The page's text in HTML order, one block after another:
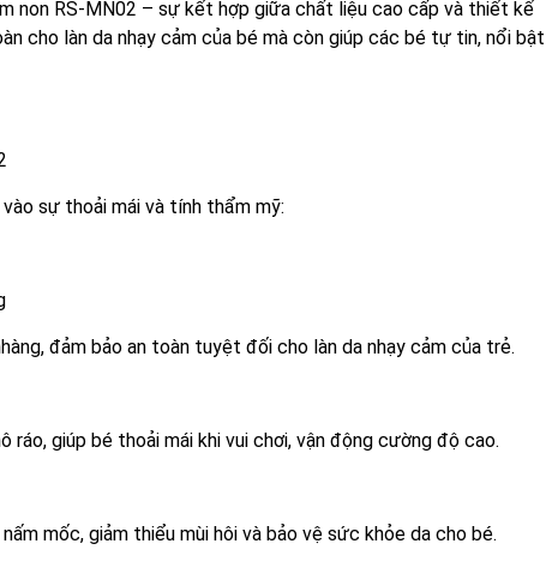
non RS-MN02 – sự kết hợp giữa chất liệu cao cấp và thiết kế
cho làn da nhạy cảm của bé mà còn giúp các bé tự tin, nổi bật
sự thoải mái và tính thẩm mỹ:
đảm bảo an toàn tuyệt đối cho làn da nhạy cảm của trẻ.
giúp bé thoải mái khi vui chơi, vận động cường độ cao.
mốc, giảm thiểu mùi hôi và bảo vệ sức khỏe da cho bé.